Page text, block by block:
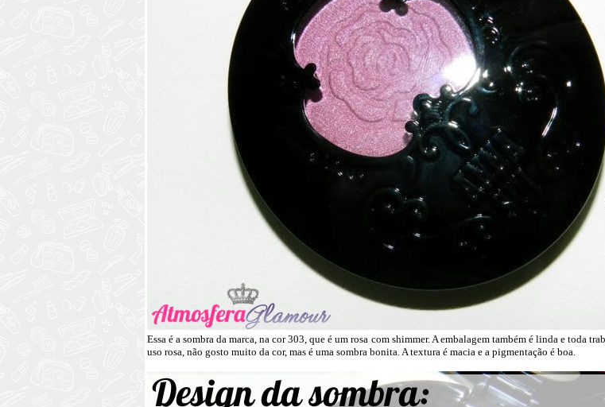
Essa é a sombra da marca, na cor 303, que é um rosa com shimmer. A embalagem também é linda e toda
uso rosa, não gosto muito da cor, mas é uma sombra bonita. A textura é macia e a pigmentação é boa.